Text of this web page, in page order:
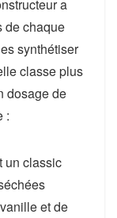
a
de chaque
synthétiser
classe plus
dosage de
:
un classic
et de